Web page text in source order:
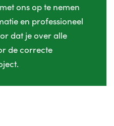
ons op te nemen
en professioneel
dat je over alle
de correcte